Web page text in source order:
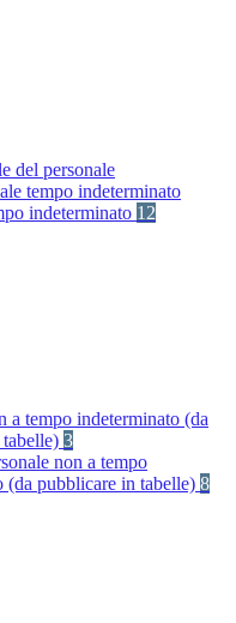
del personale
tempo indeterminato
indeterminato 12
a tempo indeterminato (da
3
non a tempo
(da pubblicare in tabelle) 8